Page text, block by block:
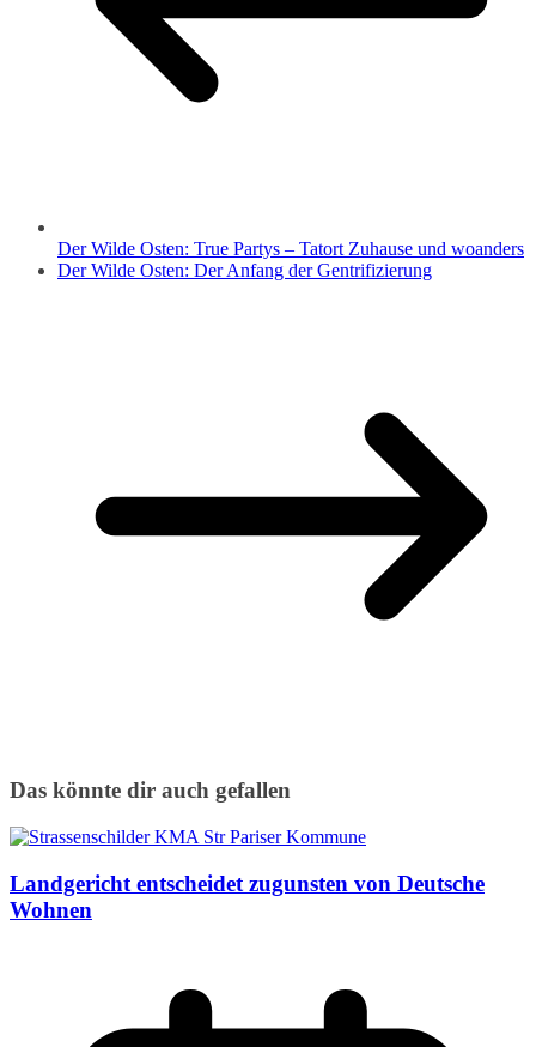
Der Wilde Osten: True Partys – Tatort Zuhause und woanders
Der Wilde Osten: Der Anfang der Gentrifizierung
Das könnte dir auch gefallen
Landgericht entscheidet zugunsten von Deutsche
Wohnen